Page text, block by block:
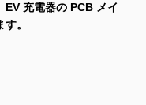
EV 充電器の PCB メイ
。